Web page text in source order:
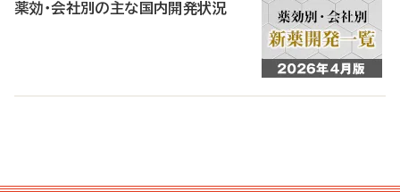
薬効・会社別の主な国内開発状況